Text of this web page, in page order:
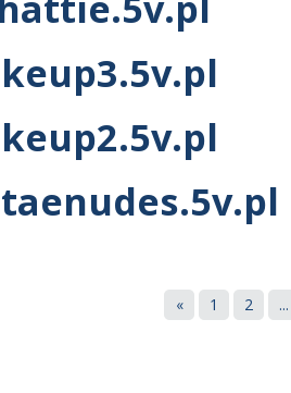
« 1 2 ...